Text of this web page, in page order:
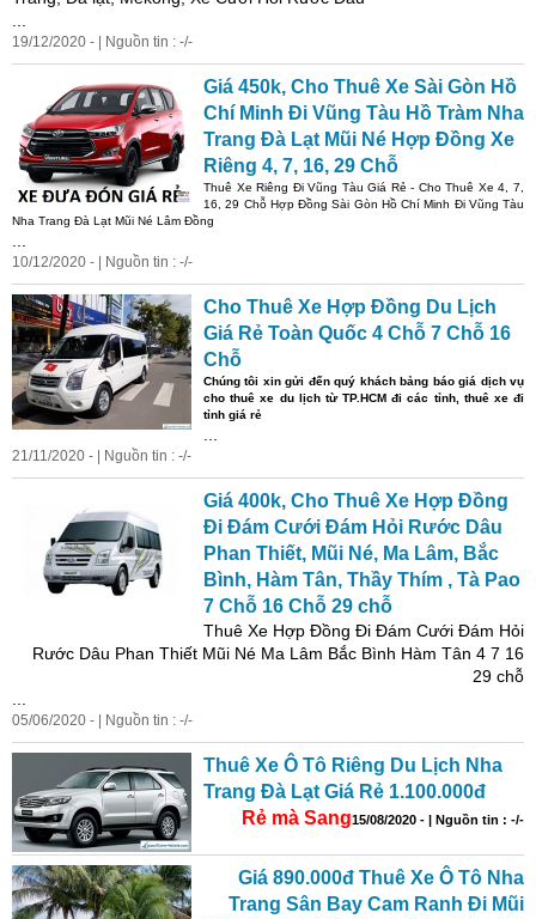
19/12/2020 - | Nguồn tin : -/-
Giá 450k, Cho Thuê Xe Sài Gòn Hồ
Chí Minh Đi Vũng Tàu Hồ Tràm Nha
Trang Đà Lạt Mũi Né Hợp Đồng Xe
Riêng 4, 7, 16, 29 Chỗ
Thuê Xe Riêng Đi Vũng Tàu Giá Rẻ - Cho Thuê Xe 4, 7,
16, 29 Chỗ Hợp Đồng Sài Gòn Hồ Chí Minh Đi Vũng Tàu
Nha Trang Đà Lạt Mũi Né Lâm Đồng
10/12/2020 - | Nguồn tin : -/-
Cho Thuê Xe Hợp Đồng Du Lịch
Giá Rẻ Toàn Quốc 4 Chỗ 7 Chỗ 16
Chỗ
Chúng tôi xin gửi đến quý khách bảng báo giá dịch vụ
cho thuê xe du lịch từ TP.HCM đi các tỉnh, thuê xe đi
tỉnh giá rẻ
21/11/2020 - | Nguồn tin : -/-
Giá 400k, Cho Thuê Xe Hợp Đồng
Đi Đám Cưới Đám Hỏi Rước Dâu
Phan Thiết, Mũi Né, Ma Lâm, Bắc
Bình, Hàm Tân, Thầy Thím , Tà Pao
7 Chỗ 16 Chỗ 29 chỗ
Thuê Xe Hợp Đồng Đi Đám Cưới Đám Hỏi
Rước Dâu Phan Thiết Mũi Né Ma Lâm Bắc Bình Hàm Tân 4 7 16
29 chỗ
05/06/2020 - | Nguồn tin : -/-
Thuê Xe Ô Tô Riêng Du Lịch Nha
Trang Đà Lạt Giá Rẻ 1.100.000đ
Rẻ mà Sang15/08/2020 - | Nguồn tin : -/-
Giá 890.000đ Thuê Xe Ô Tô Nha
Trang Sân Bay Cam Ranh Đi Mũi